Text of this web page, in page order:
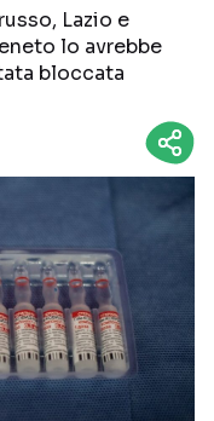
Lazio e
lo avrebbe
bloccata